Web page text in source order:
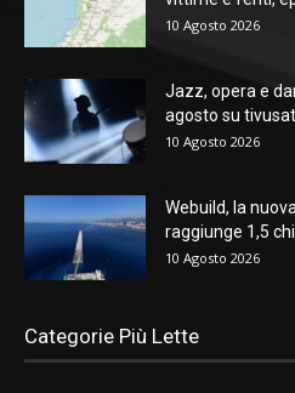
10 Agosto 2026
Jazz, opera e
agosto su tivusat
10 Agosto 2026
Webuild, la
raggiunge 1,5
10 Agosto 2026
Categorie Più Lette